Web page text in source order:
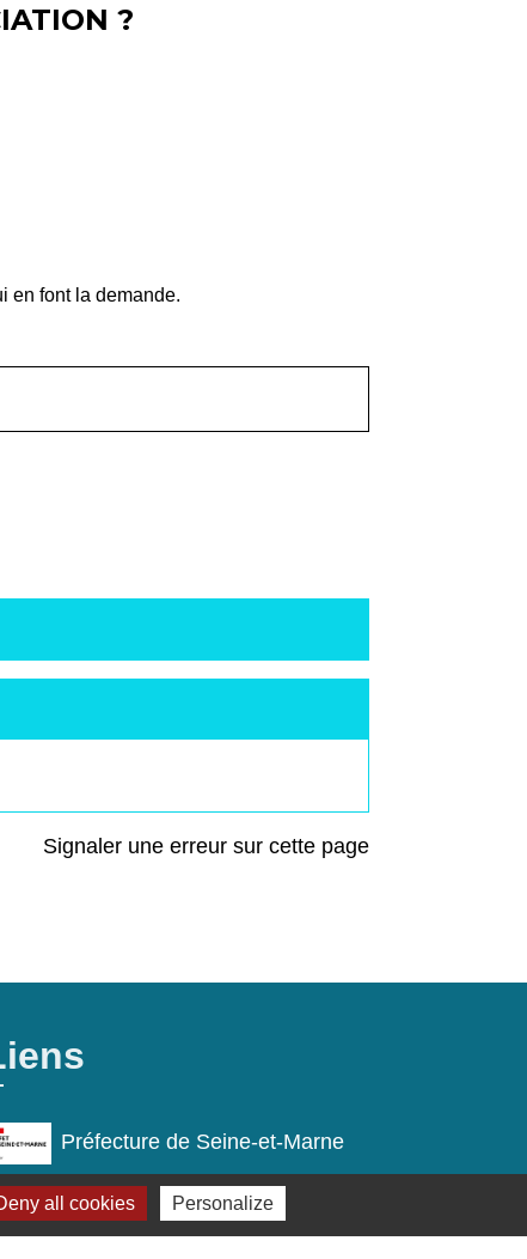
?
en font la demande.
Signaler une erreur sur cette page
Préfecture de Seine-et-Marne
Région Ile de France
Seine-et-Marne
all cookies Personalize